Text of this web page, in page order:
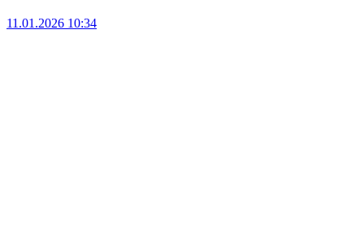
11.01.2026 10:34